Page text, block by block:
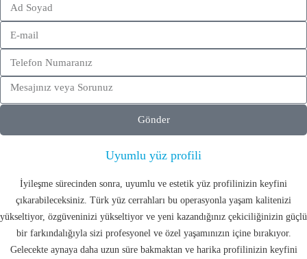
Gönder
Uyumlu yüz profili
İyileşme sürecinden sonra, uyumlu ve estetik yüz profilinizin keyfini
çıkarabileceksiniz. Türk yüz cerrahları bu operasyonla yaşam kalitenizi
yükseltiyor, özgüveninizi yükseltiyor ve yeni kazandığınız çekiciliğinizin güçlü
bir farkındalığıyla sizi profesyonel ve özel yaşamınızın içine bırakıyor.
Gelecekte aynaya daha uzun süre bakmaktan ve harika profilinizin keyfini